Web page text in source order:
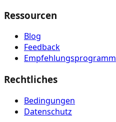
Ressourcen
Blog
Feedback
Empfehlungsprogramm
Rechtliches
Bedingungen
Datenschutz